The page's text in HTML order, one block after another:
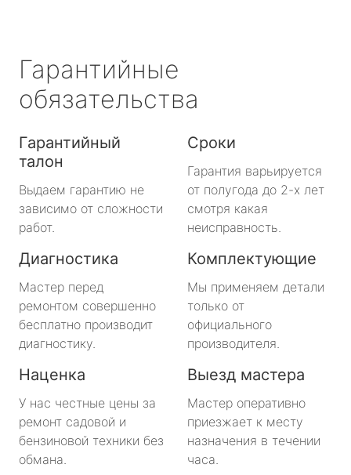
Гарантийные
обязательства
Гарантийный
талон
Выдаем гарантию не
зависимо от сложности
работ.
Сроки
Гарантия варьируется
от полугода до 2-х лет
смотря какая
неисправность.
Диагностика
Мастер перед
ремонтом совершенно
бесплатно производит
диагностику.
Комплектующие
Мы применяем детали
только от
официального
производителя.
Наценка
У нас честные цены за
ремонт садовой и
бензиновой техники без
обмана.
Выезд мастера
Мастер оперативно
приезжает к месту
назначения в течении
часа.